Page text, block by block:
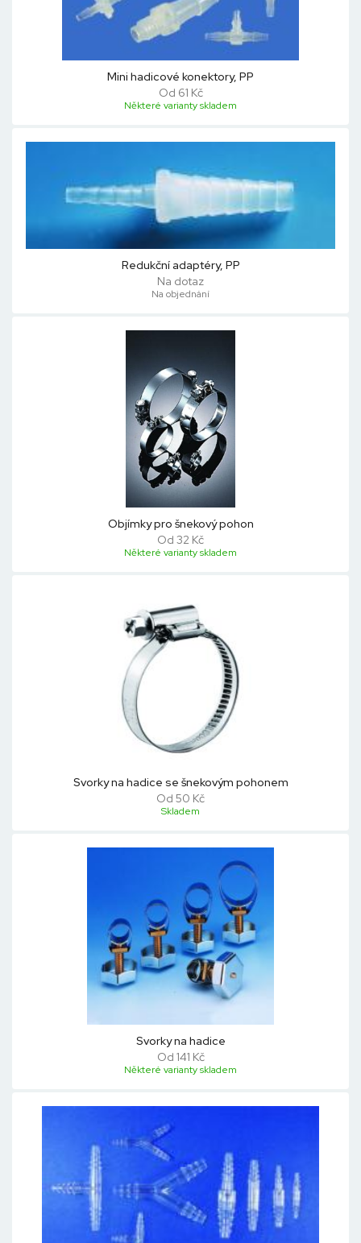
Mini hadicové konektory, PP
Od 61 Kč
Některé varianty skladem
Redukční adaptéry, PP
Na dotaz
Na objednání
Objímky pro šnekový pohon
Od 32 Kč
Některé varianty skladem
Svorky na hadice se šnekovým pohonem
Od 50 Kč
Skladem
Svorky na hadice
Od 141 Kč
Některé varianty skladem